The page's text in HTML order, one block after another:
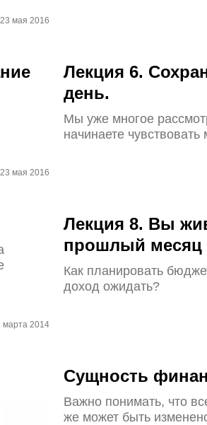
23 мая 2016
Лекция 6.
день.
Мы уже многое
начинаете
23 мая 2016
Лекция 8. Вы
прошлый месяц
Как планировать
доход ожидать?
марта 2014
Сущность
Важно понимать, что
же может быть